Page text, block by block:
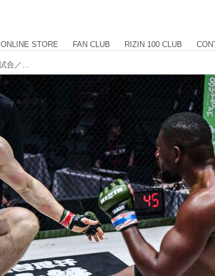
ONLINE STORE FAN CLUB RIZIN 100 CLUB